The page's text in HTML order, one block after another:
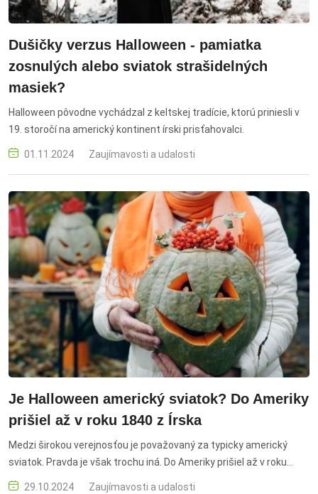
Dušičky verzus Halloween - pamiatka
zosnulých alebo sviatok strašidelných
masiek?
Halloween pôvodne vychádzal z keltskej tradície, ktorú priniesli v
19. storočí na americký kontinent írski prisťahovalci.
01.11.2024 Zaujímavosti a udalosti
Je Halloween americký sviatok? Do Ameriky
prišiel až v roku 1840 z Írska
Medzi širokou verejnosťou je považovaný za typicky americký
sviatok. Pravda je však trochu iná. Do Ameriky prišiel až v roku
1840 vďaka írskym prisťahovalcom, ktorí z Írska odišli kvôli
29.10.2024 Zaujímavosti a udalosti